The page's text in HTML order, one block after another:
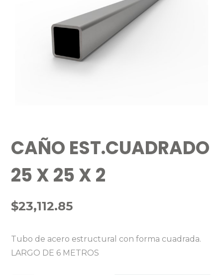
CAÑO EST.CUADRADO
25 X 25 X 2
$23,112.85
Tubo de acero estructural con forma cuadrada.
LARGO DE 6 METROS